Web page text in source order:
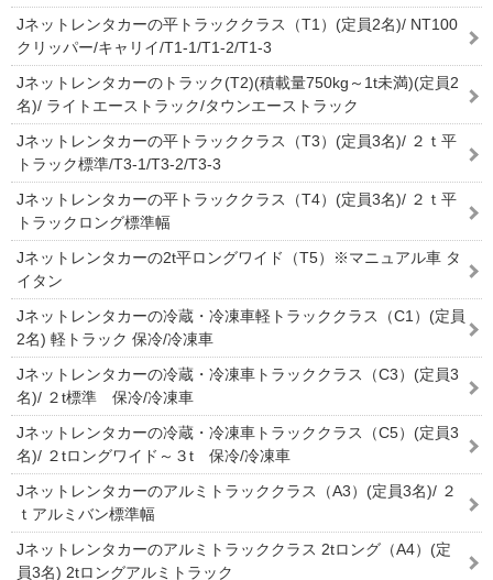
Jネットレンタカーの平トラッククラス（T1）(定員2名)/ NT100
クリッパー/キャリイ/T1-1/T1-2/T1-3
Jネットレンタカーのトラック(T2)(積載量750kg～1t未満)(定員2
名)/ ライトエーストラック/タウンエーストラック
Jネットレンタカーの平トラッククラス（T3）(定員3名)/ ２ｔ平
トラック標準/T3-1/T3-2/T3-3
Jネットレンタカーの平トラッククラス（T4）(定員3名)/ ２ｔ平
トラックロング標準幅
Jネットレンタカーの2t平ロングワイド（T5）※マニュアル車 タ
イタン
Jネットレンタカーの冷蔵・冷凍車軽トラッククラス（C1）(定員
2名) 軽トラック 保冷/冷凍車
Jネットレンタカーの冷蔵・冷凍車トラッククラス（C3）(定員3
名)/ ２t標準 保冷/冷凍車
Jネットレンタカーの冷蔵・冷凍車トラッククラス（C5）(定員3
名)/ ２tロングワイド～３t 保冷/冷凍車
Jネットレンタカーのアルミトラッククラス（A3）(定員3名)/ ２
ｔアルミバン標準幅
Jネットレンタカーのアルミトラッククラス 2tロング（A4）(定
員3名) 2tロングアルミトラック